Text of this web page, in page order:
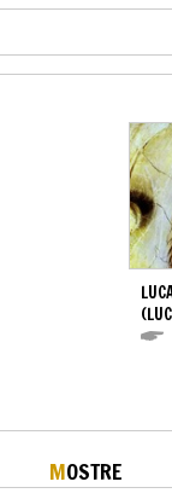
MOSTRE